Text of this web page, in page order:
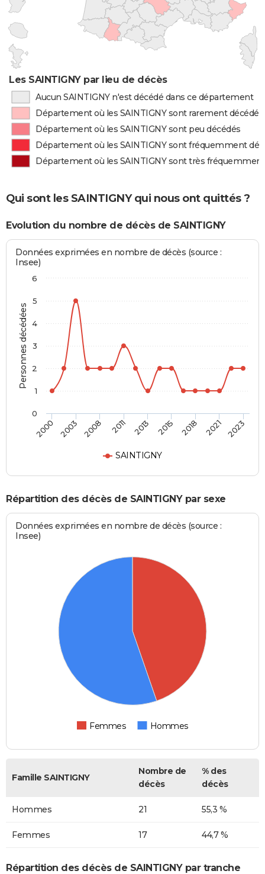
Les SAINTIGNY par lieu de décès
Aucun SAINTIGNY n'est décédé dans ce département
Département où les SAINTIGNY sont rarement décédés
Département où les SAINTIGNY sont peu décédés
Département où les SAINTIGNY sont fréquemment
Département où les SAINTIGNY sont très
Qui sont les SAINTIGNY qui nous ont quittés ?
Evolution du nombre de décès de SAINTIGNY
Personnes décédées
Données exprimées en nombre de décès (source :
Insee)
SAINTIGNY
2000 2003 2008 2011 2013 2015 2018 2021 2023
0
1
2
3
4
5
6
Répartition des décès de SAINTIGNY par sexe
Données exprimées en nombre de décès (source :
Insee)
Femmes Hommes
Famille SAINTIGNY
Nombre de
décès
% des
décès
Hommes 21 55,3 %
Femmes 17 44,7 %
Répartition des décès de SAINTIGNY par tranche